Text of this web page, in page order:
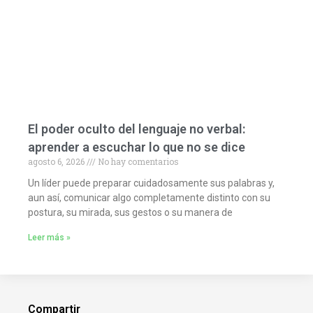
El poder oculto del lenguaje no verbal:
aprender a escuchar lo que no se dice
agosto 6, 2026
No hay comentarios
Un líder puede preparar cuidadosamente sus palabras y,
aun así, comunicar algo completamente distinto con su
postura, su mirada, sus gestos o su manera de
Leer más »
Compartir